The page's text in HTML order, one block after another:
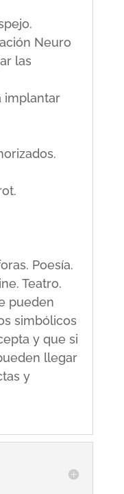
Neuro
las
implantar
Poesía.
Teatro.
pueden
simbólicos
y que si
llegar
y